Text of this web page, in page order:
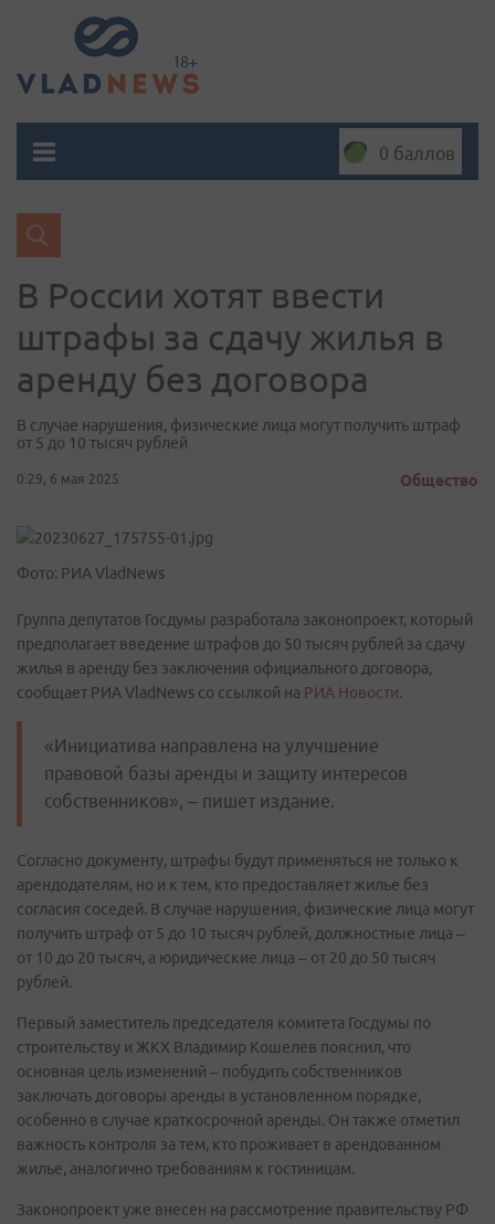
0 баллов
В России хотят ввести
штрафы за сдачу жилья в
аренду без договора
В случае нарушения, физические лица могут получить штраф
от 5 до 10 тысяч рублей
0:29, 6 мая 2025 Общество
Фото: РИА VladNews
Группа депутатов Госдумы разработала законопроект, который
предполагает введение штрафов до 50 тысяч рублей за сдачу
жилья в аренду без заключения официального договора,
сообщает РИА VladNews со ссылкой на РИА Новости.
«Инициатива направлена на улучшение
правовой базы аренды и защиту интересов
собственников», – пишет издание.
Согласно документу, штрафы будут применяться не только к
арендодателям, но и к тем, кто предоставляет жилье без
согласия соседей. В случае нарушения, физические лица могут
получить штраф от 5 до 10 тысяч рублей, должностные лица –
от 10 до 20 тысяч, а юридические лица – от 20 до 50 тысяч
рублей.
Первый заместитель председателя комитета Госдумы по
строительству и ЖКХ Владимир Кошелев пояснил, что
основная цель изменений – побудить собственников
заключать договоры аренды в установленном порядке,
особенно в случае краткосрочной аренды. Он также отметил
важность контроля за тем, кто проживает в арендованном
жилье, аналогично требованиям к гостиницам.
Законопроект уже внесен на рассмотрение правительству РФ